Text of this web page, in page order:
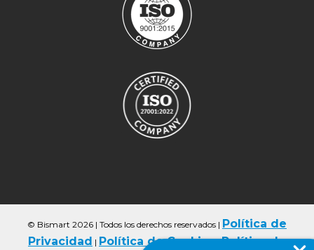
© Bismart 2026 | Todos los derechos reservados | Política de
Privacidad | Política de Cookies | Política de